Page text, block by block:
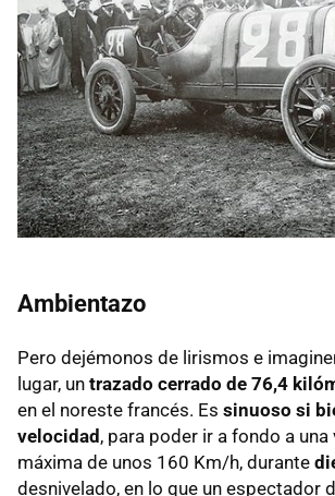
Ambientazo
Pero dejémonos de lirismos e
lugar, un trazado cerrado de 76,4
en el noreste francés. Es sinuoso si
velocidad , para poder ir a fondo a una
máxima de unos 160 Km/h, durante
desnivelado, en lo que un espectador